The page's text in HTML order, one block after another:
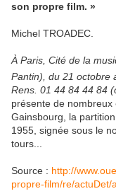
son propre film. »
Michel TROADEC.
À Paris, Cité de la
Pantin), du 21 octobre
Rens. 01 44 84 44 84
présente de
Gainsbourg, la
1955, signée sous le
tours...
Source : http://
propre-film/re/